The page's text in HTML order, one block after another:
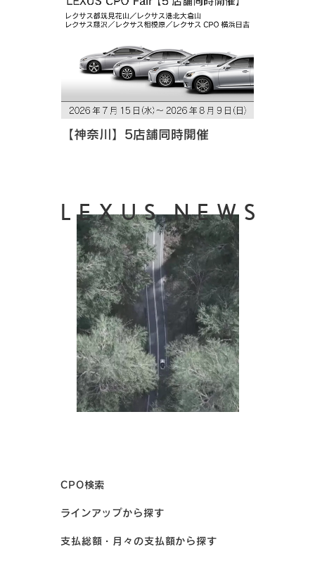
【神奈川】5店舗同時開催
LEXUS NEWS
CPO検索
ラインアップから探す
支払総額・月々の支払額から探す